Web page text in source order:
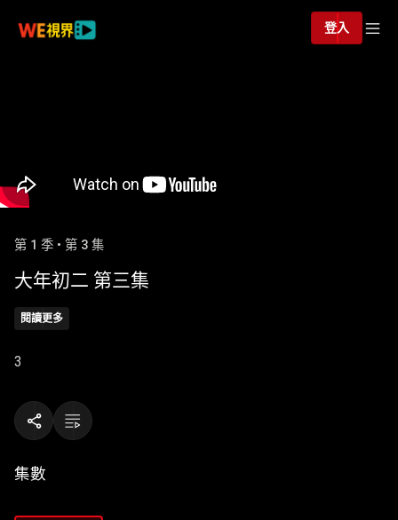
登入
第 1 季 • 第 3 集
大年初二 第三集
閱讀更多
3
集數